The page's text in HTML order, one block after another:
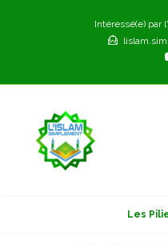
Intéressé(e) par
Les